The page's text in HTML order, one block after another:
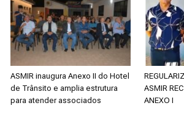
ASMIR inaugura Anexo II do Hotel
de Trânsito e amplia estrutura
para atender associados
ASMIR
ANEXO I